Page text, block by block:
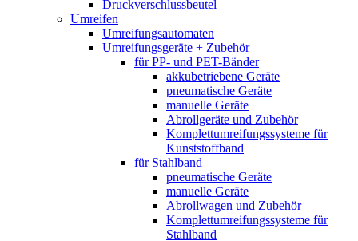
Druckverschlussbeutel
Umreifen
Umreifungsautomaten
Umreifungsgeräte + Zubehör
für PP- und PET-Bänder
akkubetriebene Geräte
pneumatische Geräte
manuelle Geräte
Abrollgeräte und Zubehör
Komplettumreifungssysteme für
Kunststoffband
für Stahlband
pneumatische Geräte
manuelle Geräte
Abrollwagen und Zubehör
Komplettumreifungssysteme für
Stahlband